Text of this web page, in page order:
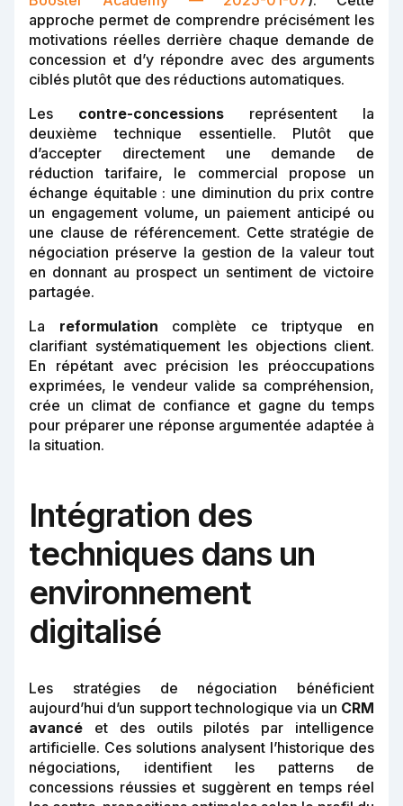
approche permet de comprendre précisément les
motivations réelles derrière chaque demande de
concession et d’y répondre avec des arguments
ciblés plutôt que des réductions automatiques.
Les contre-concessions représentent la
deuxième technique essentielle. Plutôt que
d’accepter directement une demande de
réduction tarifaire, le commercial propose un
échange équitable : une diminution du prix contre
un engagement volume, un paiement anticipé ou
une clause de référencement. Cette stratégie de
négociation préserve la gestion de la valeur tout
en donnant au prospect un sentiment de victoire
partagée.
La reformulation complète ce triptyque en
clarifiant systématiquement les objections client.
En répétant avec précision les préoccupations
exprimées, le vendeur valide sa compréhension,
crée un climat de confiance et gagne du temps
pour préparer une réponse argumentée adaptée à
la situation.
Intégration des
techniques dans un
environnement
digitalisé
Les stratégies de négociation bénéficient
aujourd’hui d’un support technologique via un CRM
avancé et des outils pilotés par intelligence
artificielle. Ces solutions analysent l’historique des
négociations, identifient les patterns de
concessions réussies et suggèrent en temps réel